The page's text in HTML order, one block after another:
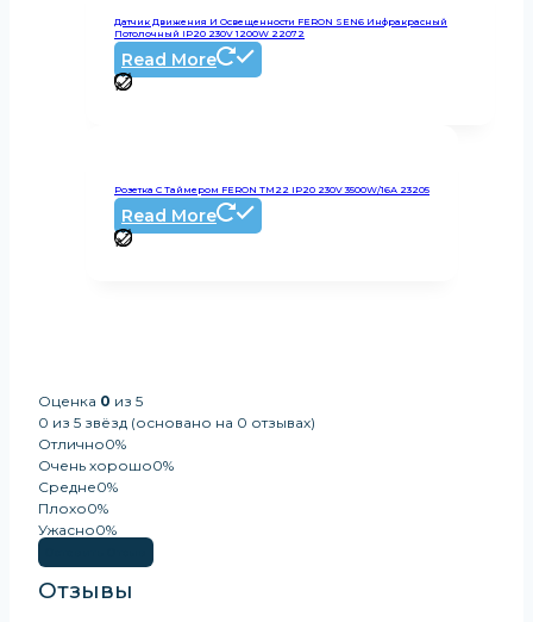
Датчик Движения И Освещенности FERON SEN6 Инфракрасный
Потолочный IP20 230V 1200W 22072
Read More
Розетка С Таймером FERON TM22 IP20 230V 3500W/16А 23205
Read More
Оценка 0 из 5
0 из 5 звёзд (основано на 0 отзывах)
Отлично0%
Очень хорошо0%
Средне0%
Плохо0%
Ужасно0%
Отзывы